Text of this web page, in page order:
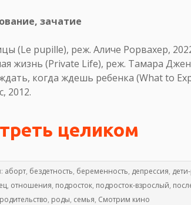
зачатие
(Le pupille), реж. Аличе Рорвахер,
жизнь (Private Life), реж. Тамара
когда ждешь ребенка (What to
2012.
целиком
аборт, бездетность, беременность, депрессия,
, отношения, подросток, подросток-взрослый,
родительство, роды, семья, Смотрим кино